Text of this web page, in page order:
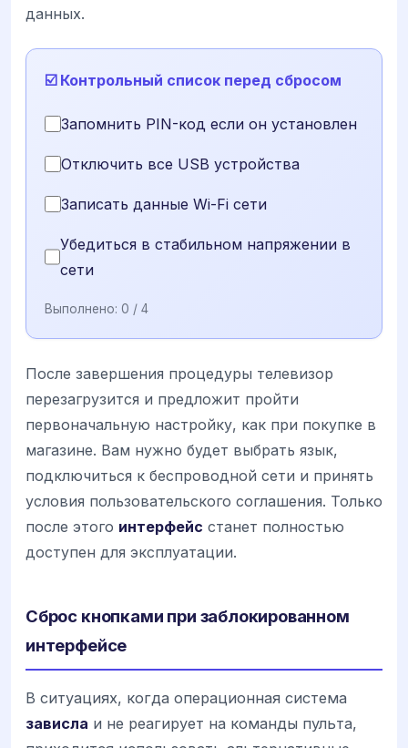
данных.
☑️ Контрольный список перед сбросом
Запомнить PIN-код если он установлен
Отключить все USB устройства
Записать данные Wi-Fi сети
Убедиться в стабильном напряжении в
сети
Выполнено: 0 / 4
После завершения процедуры телевизор
перезагрузится и предложит пройти
первоначальную настройку, как при покупке в
магазине. Вам нужно будет выбрать язык,
подключиться к беспроводной сети и принять
условия пользовательского соглашения. Только
после этого интерфейс станет полностью
доступен для эксплуатации.
Сброс кнопками при заблокированном
интерфейсе
В ситуациях, когда операционная система
зависла и не реагирует на команды пульта,